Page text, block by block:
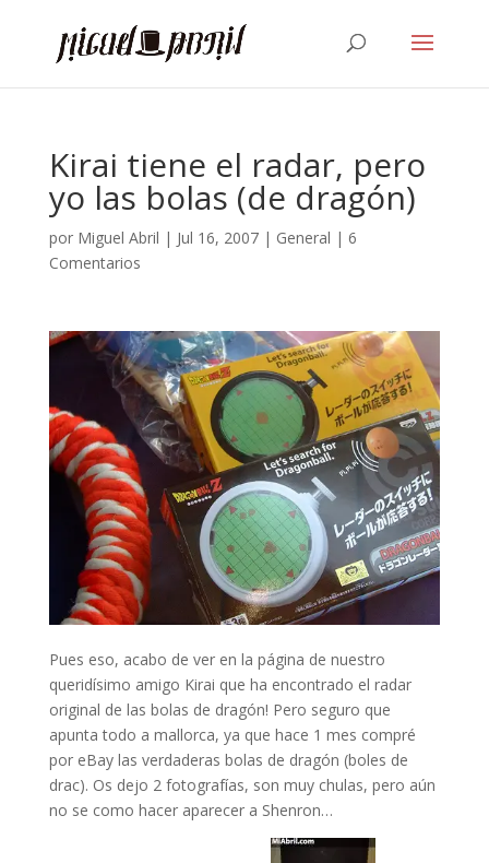
Kirai tiene el radar, pero
yo las bolas (de dragón)
por Miguel Abril | Jul 16, 2007| General | 6
Comentarios
Pues eso, acabo de ver en la página de nuestro
queridísimo amigo Kirai que ha encontrado el radar
original de las bolas de dragón! Pero seguro que
apunta todo a mallorca, ya que hace 1 mes compré
por eBay las verdaderas bolas de dragón (boles de
drac). Os dejo 2 fotografías, son muy chulas, pero aún
no se como hacer aparecer a Shenron…